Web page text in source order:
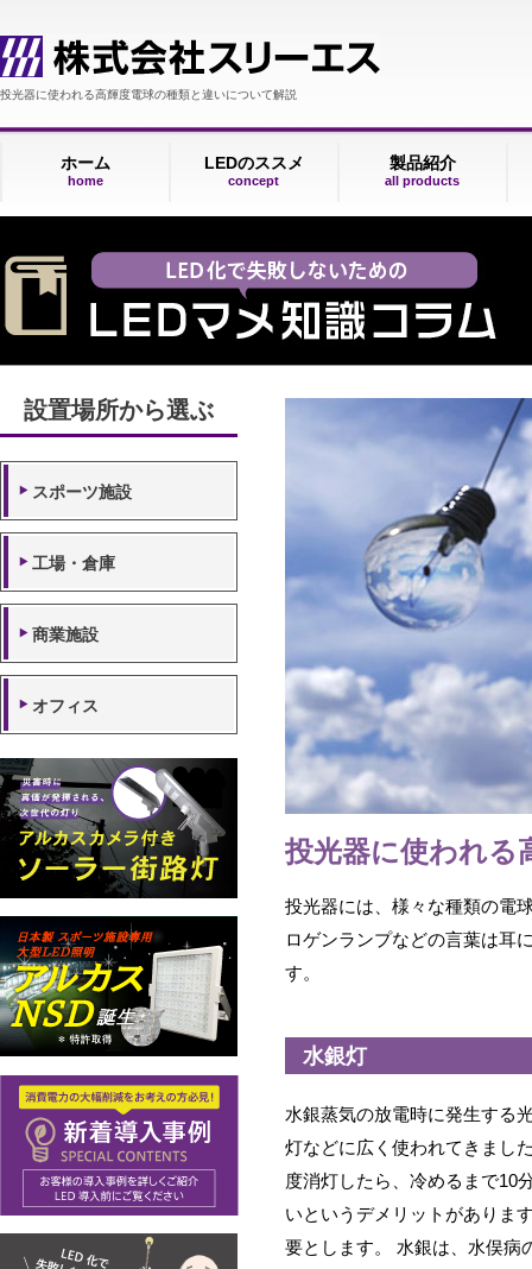
投光器に使われる高輝度電球の種類と違いについて解説
ホーム
home
LEDのススメ
concept
製品紹介
all products
設置場所から選ぶ
スポーツ施設
工場・倉庫
商業施設
オフィス
投光器に使われる
投光器には、様々な種類の電
ロゲンランプなどの言葉は耳
す。
水銀灯
水銀蒸気の放電時に発生する
灯などに広く使われてきまし
度消灯したら、冷めるまで10
いというデメリットがありま
要とします。 水銀は、水俣病